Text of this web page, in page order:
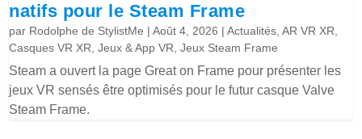
natifs pour le Steam Frame
par Rodolphe de StylistMe |Août 4, 2026 |Actualités,AR VR XR,
Casques VR XR,Jeux & App VR,Jeux Steam Frame
Steam a ouvert la page Great on Frame pour présenter les
jeux VR sensés être optimisés pour le futur casque Valve
Steam Frame.